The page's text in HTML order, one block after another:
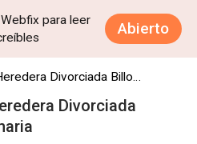
para leer
Abierto
Divorciada